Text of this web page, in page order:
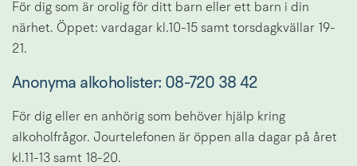
För dig som är orolig för ditt barn eller ett barn i din
närhet. Öppet: vardagar kl.10-15 samt torsdagkvällar 19-
21.
Anonyma alkoholister: 08-720 38 42
För dig eller en anhörig som behöver hjälp kring
alkoholfrågor. Jourtelefonen är öppen alla dagar på året
kl.11-13 samt 18-20.